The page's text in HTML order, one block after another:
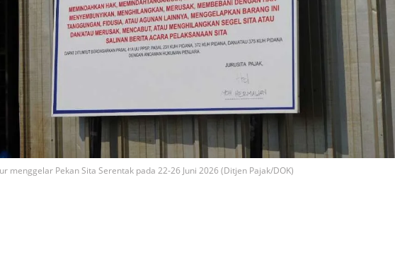
menggelar Pekan Sita Serentak pada 22-26 Juni 2026 (Ditjen Pajak/DOK)